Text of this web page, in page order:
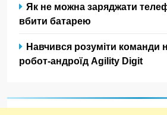
Як не можна заряджати
вбити батарею
Навчився розуміти команди
робот-андроїд Agility Digit